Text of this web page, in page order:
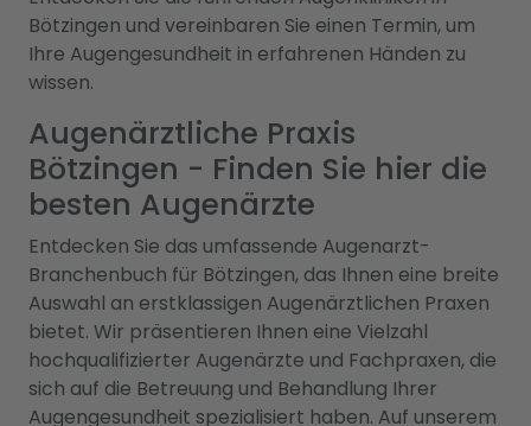
Bötzingen und vereinbaren Sie einen Termin, um
Ihre Augengesundheit in erfahrenen Händen zu
wissen.
Augenärztliche Praxis
Bötzingen - Finden Sie hier die
besten Augenärzte
Entdecken Sie das umfassende Augenarzt-
Branchenbuch für Bötzingen, das Ihnen eine breite
Auswahl an erstklassigen Augenärztlichen Praxen
bietet. Wir präsentieren Ihnen eine Vielzahl
hochqualifizierter Augenärzte und Fachpraxen, die
sich auf die Betreuung und Behandlung Ihrer
Augengesundheit spezialisiert haben. Auf unserem